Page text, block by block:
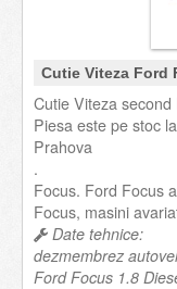
Cutie Viteza Ford
Cutie Viteza
Piesa este pe stoc
Prahova
.
Focus. Ford Focus
Focus, masini
Date tehnice:
dezmembrez
Ford Focus 1.8